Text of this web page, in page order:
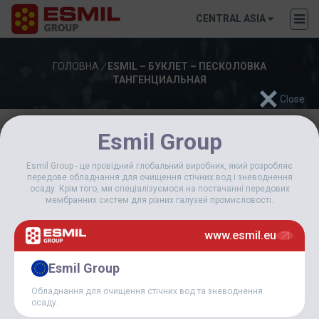
CENTRAL ASIA
ГОЛОВНА / ESMIL – БУКЛЕТ – ПЕСКОЛОВКА
ТАНГЕНЦИАЛЬНАЯ
ESMIL – БУКЛЕТ – ПЕСКОЛОВКА
ТАНГЕНЦИАЛЬНАЯ
18 Вересня, 2023
Завантажити
Розмір файлу
Кількість файлів
Esmil Group
Esmil Group - це провідний глобальний виробник, який розробляє
передове обладнання для очищення стічних вод і зневоднення
осаду. Крім того, ми спеціалізуємося на постачанні передових
мембранних систем для різних галузей промисловості.
www.esmil.eu
Esmil Group
Обладнання для очищення стічних вод та зневоднення
осаду.